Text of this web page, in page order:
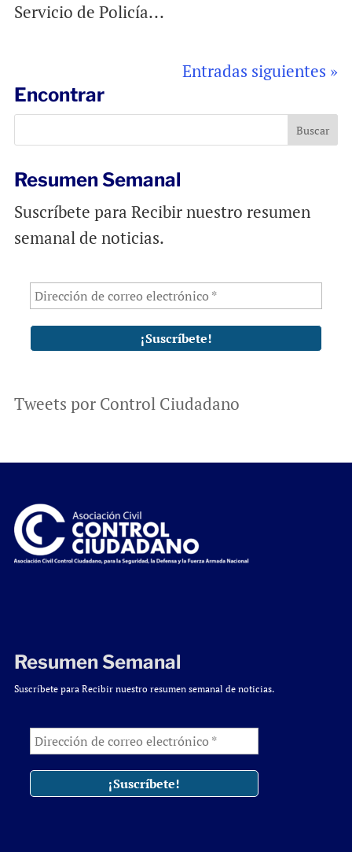
Servicio de Policía...
Entradas siguientes »
Encontrar
Resumen Semanal
Suscríbete para Recibir nuestro resumen
semanal de noticias.
Tweets por Control Ciudadano
Resumen Semanal
Suscríbete para Recibir nuestro resumen semanal de noticias.